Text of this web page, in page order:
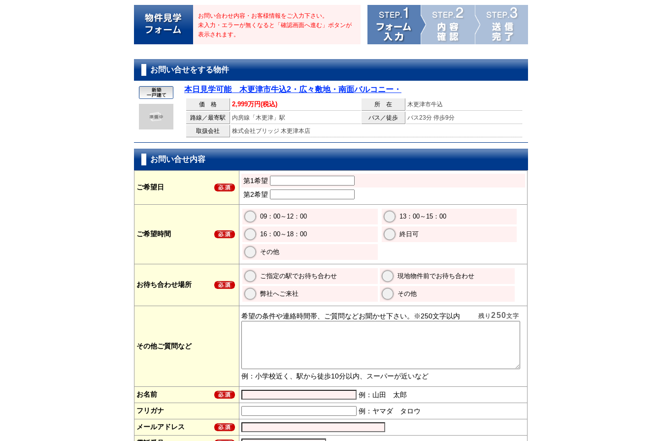
お問い合わせ内容・お客様情報をご入力下さい。
未入力・エラーが無くなると「確認画面へ進む」ボタンが
表示されます。
お問い合せをする物件
本日見学可能 木更津市牛込2・広々敷地・南面バルコニー・
価 格 2,999万円(税込) 所 在
木更津市牛込
路線／最寄駅
内房線「木更津」駅 バス／徒歩
バス23分 停歩9分
取扱会社
株式会社ブリッジ 木更津本店
お問い合せ内容
ご希望日
第1希望
第2希望
ご希望時間
09：00～12：00 13：00～15：00
16：00～18：00 終日可
その他
お待ち合わせ場所
ご指定の駅でお待ち合わせ 現地物件前でお待ち合わせ
弊社へご来社 その他
その他ご質問など
希望の条件や連絡時間帯、ご質問などお聞かせ下さい。※250文字以内
例：小学校近く、駅から徒歩10分以内、スーパーが近いなど
残り250文字
お名前
例：山田 太郎
フリガナ
例：ヤマダ タロウ
メールアドレス